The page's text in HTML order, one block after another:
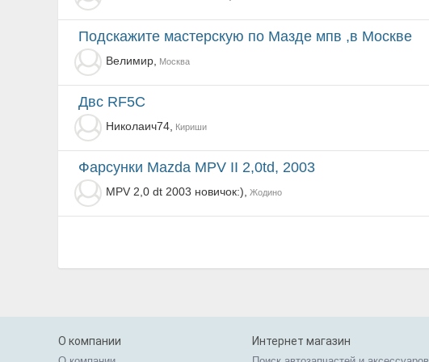
Подскажите мастерскую по Мазде мпв ,в Москве
Велимир, Москва
Двс RF5C
Николаич74, Кириши
Фарсунки Mazda MPV II 2,0td, 2003
MPV 2,0 dt 2003 новичок:), Жодино
О компании Интернет магазин